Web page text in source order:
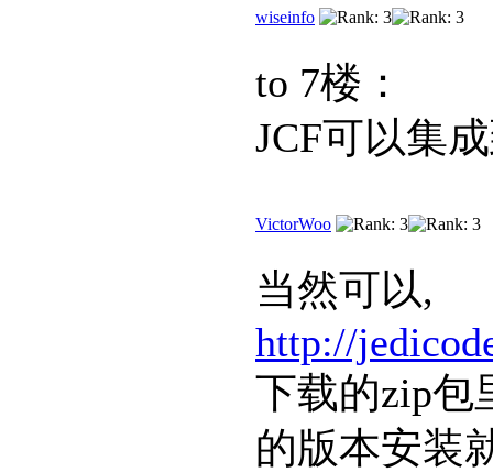
wiseinfo
to 7楼：
JCF可以集
VictorWoo
当然可以,
http://
下载的zip包
的版本安装